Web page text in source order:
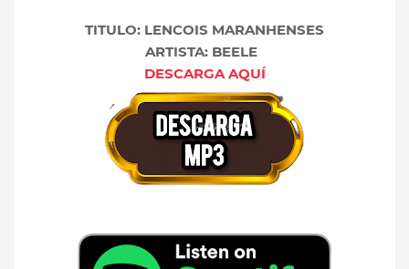
TITULO: LENCOIS MARANHENSES
ARTISTA: BEELE
DESCARGA AQUÍ